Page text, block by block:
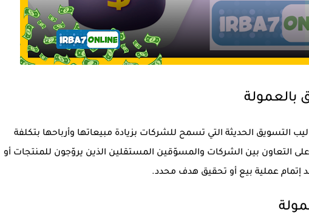
بالعمولة
التسويق الحديثة التي تسمح للشركات بزيادة مبيعاتها وأرباحها بتكلفة
التعاون بين الشركات والمسوّقين المستقلين الذين يروّجون للمنتجات أو
إتمام عملية بيع أو تحقيق هدف محدد.